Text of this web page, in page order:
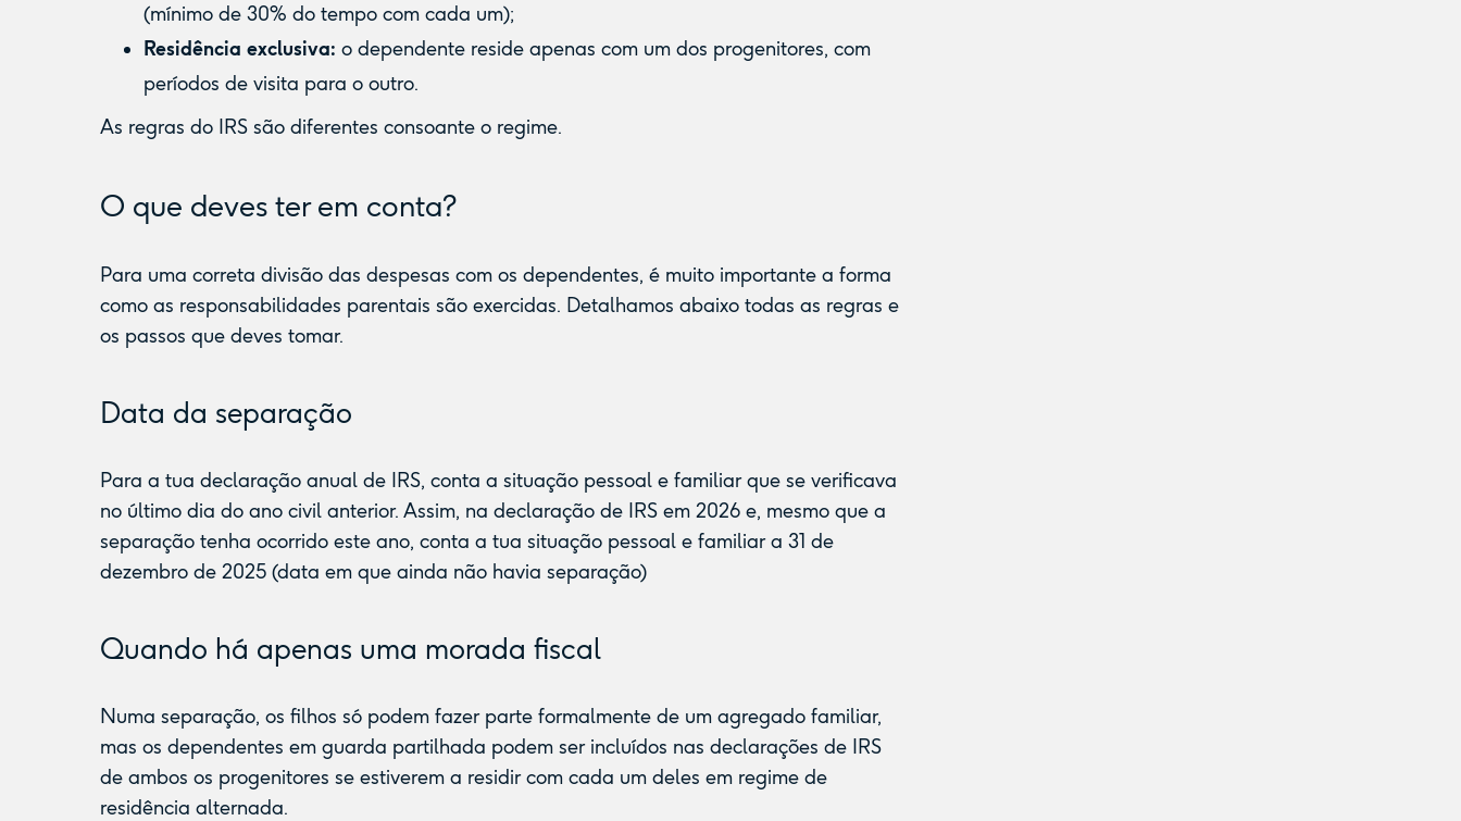
(mínimo de 30% do tempo com cada um);
Residência exclusiva: o dependente reside apenas com um dos progenitores, com
períodos de visita para o outro.
As regras do IRS são diferentes consoante o regime.
O que deves ter em conta?
Para uma correta divisão das despesas com os dependentes, é muito importante a forma
como as responsabilidades parentais são exercidas. Detalhamos abaixo todas as regras e
os passos que deves tomar.
Data da separação
Para a tua declaração anual de IRS, conta a situação pessoal e familiar que se verificava
no último dia do ano civil anterior. Assim, na declaração de IRS em 2026 e, mesmo que a
separação tenha ocorrido este ano, conta a tua situação pessoal e familiar a 31 de
dezembro de 2025 (data em que ainda não havia separação)
Quando há apenas uma morada fiscal
Numa separação, os filhos só podem fazer parte formalmente de um agregado familiar,
mas os dependentes em guarda partilhada podem ser incluídos nas declarações de IRS
de ambos os progenitores se estiverem a residir com cada um deles em regime de
residência alternada.